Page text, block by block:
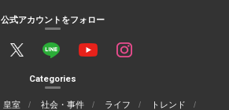
公式アカウントをフォロー
Categories
皇室 社会・事件 ライフ
トレンド